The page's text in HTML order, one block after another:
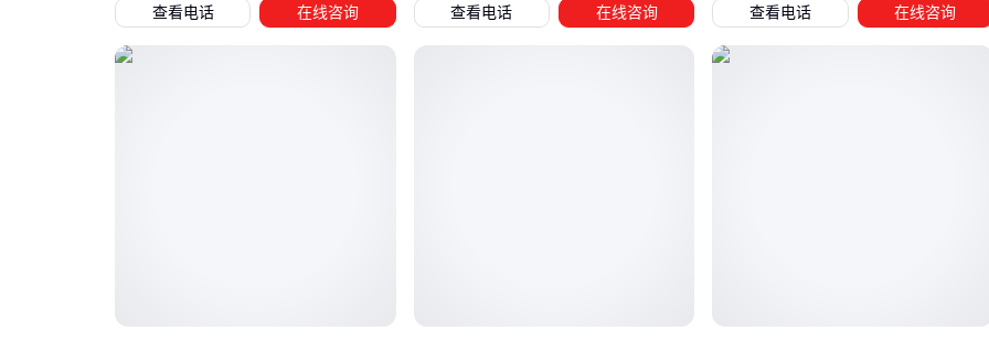
四、采购309s不锈钢棒后还需要哪些配套设备？
买回原材料只是第一步，后续加工和处理设备同样关键：
查看电话 在线咨询 查看电话 在线咨询 查看电话 在线咨询